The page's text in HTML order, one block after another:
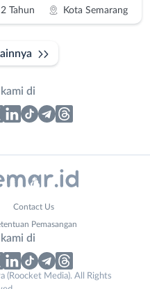
Tahun Kota Semarang
di
Contact Us
Pemasangan
di
(Roocket Media). All Rights